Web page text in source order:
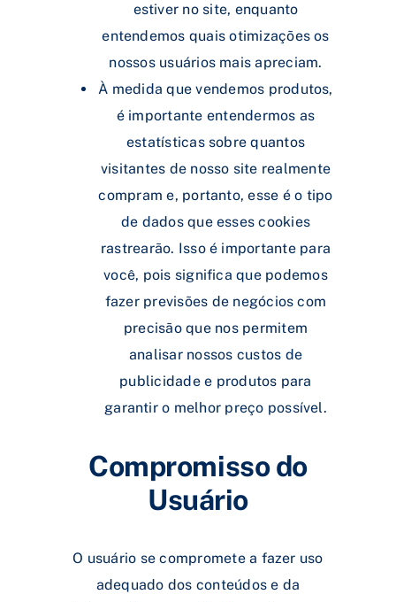
estiver no site, enquanto
entendemos quais otimizações os
nossos usuários mais apreciam.
À medida que vendemos produtos,
é importante entendermos as
estatísticas sobre quantos
visitantes de nosso site realmente
compram e, portanto, esse é o tipo
de dados que esses cookies
rastrearão. Isso é importante para
você, pois significa que podemos
fazer previsões de negócios com
precisão que nos permitem
analisar nossos custos de
publicidade e produtos para
garantir o melhor preço possível.
Compromisso do
Usuário
O usuário se compromete a fazer uso
adequado dos conteúdos e da